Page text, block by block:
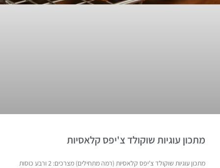
מתכון עוגיות שוקולד צ'יפס קלאסיות
מתכון עוגיות שוקולד צ'יפס קלאסיות (רמה מתחילים) מצרכים: 2 ורבע כוסות